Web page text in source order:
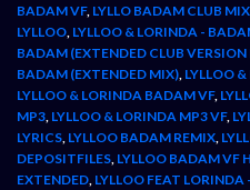
BADAM VF, LYLLO BADAM CLUB MIX
LYLLOO, LYLLOO & LORINDA -
BADAM (EXTENDED CLUB
BADAM (EXTENDED MIX), LYLLOO
LYLLOO & LORINDA BADAM VF,
MP3, LYLLOO & LORINDA MP3 VF,
LYRICS, LYLLOO BADAM REMIX,
DEPOSITFILES, LYLLOO BADAM VF
EXTENDED, LYLLOO FEAT